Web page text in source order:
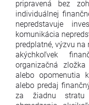
pripravená bez
individuálnej
nepredstavuje
komunikácia
predplatné, výzvu
akýchkoľvek
organizačná
alebo opomenutia
alebo predaj
za žiadnu stratu